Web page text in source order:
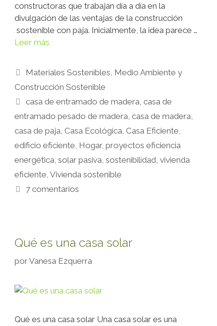
constructoras que trabajan día a día en la
divulgación de las ventajas de la construcción
sostenible con paja. Inicialmente, la idea parece …
Leer más
Materiales Sostenibles Medio Ambiente y
Construcción Sostenible
casa de entramado de madera ,casa de
entramado pesado de madera casa de madera
casa de paja Casa Ecológica Casa Eficiente
edificio eficiente Hogar, proyectos eficiencia
energética solar pasiva sostenibilidad vivienda
eficiente Vivienda sostenible
7 comentarios
Qué es una casa solar
porVanesa Ezquerra
Qué es una casa solar Una casa solar es una